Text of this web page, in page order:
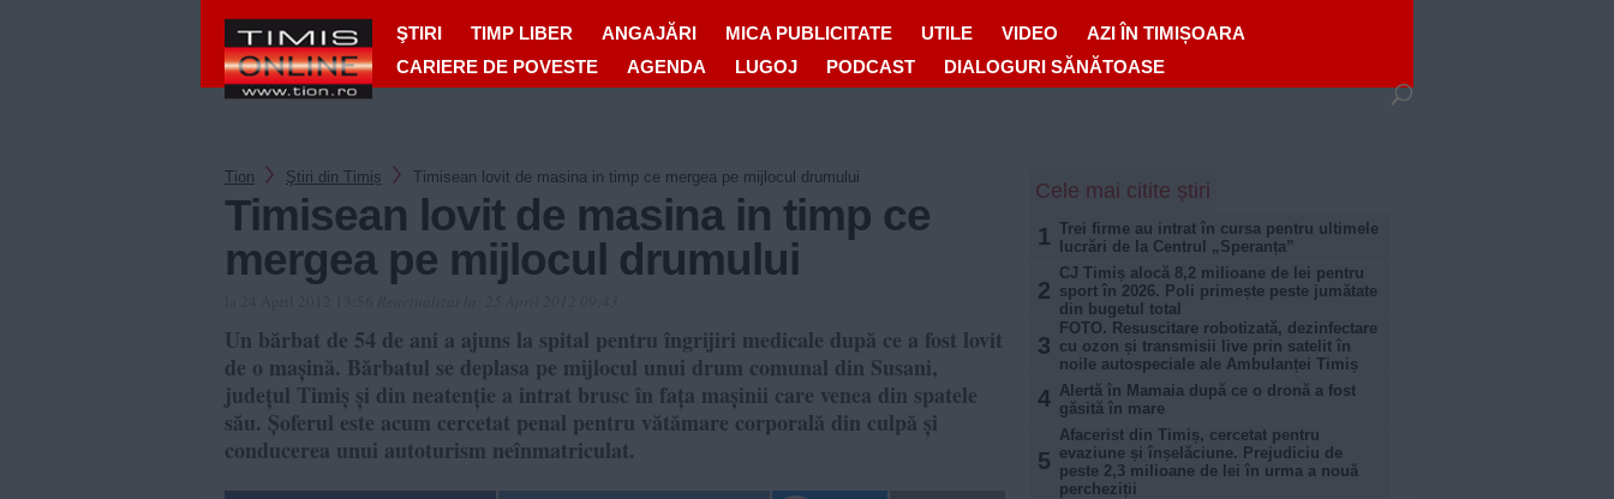
ŞTIRI TIMP LIBER ANGAJĂRI MICA PUBLICITATE UTILE VIDEO
AZI ÎN TIMIȘOARA
CARIERE DE POVESTE
AGENDA LUGOJ PODCAST DIALOGURI SĂNĂTOASE
Tion Ştiri din Timiș Timisean lovit de masina in timp ce mergea pe mijlocul drumului
Timisean lovit de masina in timp ce
mergea pe mijlocul drumului
Un bărbat de 54 de ani a ajuns la spital pentru îngrijiri medicale după ce a fost lovit
de o mașină. Bărbatul se deplasa pe mijlocul unui drum comunal din Susani,
județul Timiș și din neatenție a intrat brusc în fața mașinii care venea din spatele
său. Șoferul este acum cercetat penal pentru vătămare corporală din culpă și
conducerea unui autoturism neînmatriculat.
Cele mai citite știri
1 Trei firme au intrat în cursa pentru ultimele
lucrări de la Centrul „Speranța”
2
CJ Timiș alocă 8,2 milioane de lei pentru
sport în 2026. Poli primește peste jumătate
din bugetul total
3
FOTO. Resuscitare robotizată, dezinfectare
cu ozon și transmisii live prin satelit în
noile autospeciale ale Ambulanței Timiș
4 Alertă în Mamaia după ce o dronă a fost
găsită în mare
5
Afacerist din Timiș, cercetat pentru
evaziune și înșelăciune. Prejudiciu de
peste 2,3 milioane de lei în urma a nouă
percheziții